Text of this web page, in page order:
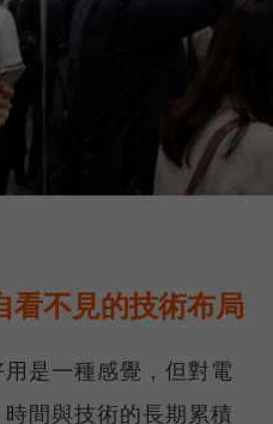
看不見的技術布局
是一種感覺，但對電
間與技術的長期累積